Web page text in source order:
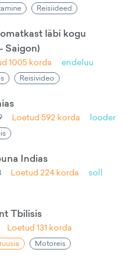
Reisiideed
läbi kogu
Saigon)
1005 korda endeluu
Reisivideo
Loetud 592 korda looder
Indias
Loetud 224 korda soll
Tbilisis
Loetud 131 korda
Motoreis